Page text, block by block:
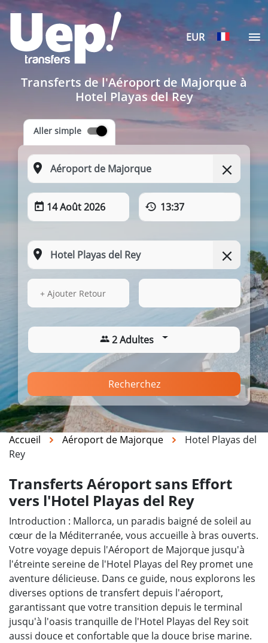
EUR
Transferts de l'Aéroport de Majorque à
Hotel Playas del Rey
Aller simple
14 Août 2026 13:37
14 Août 2026
+ Ajouter Retour
2 Adultes
Recherchez
Accueil Aéroport de Majorque
Hotel Playas del
Rey
Transferts Aéroport sans Effort
vers l'Hotel Playas del Rey
Introduction : Mallorca, un paradis baigné de soleil au
cœur de la Méditerranée, vous accueille à bras ouverts.
Votre voyage depuis l'Aéroport de Majorque jusqu'à
l'étreinte sereine de l'Hotel Playas del Rey promet une
aventure délicieuse. Dans ce guide, nous explorons les
diverses options de transfert depuis l'aéroport,
garantissant que votre transition depuis le terminal
jusqu'à l'oasis tranquille de l'Hotel Playas del Rey soit
aussi douce et confortable que la douce brise marine.